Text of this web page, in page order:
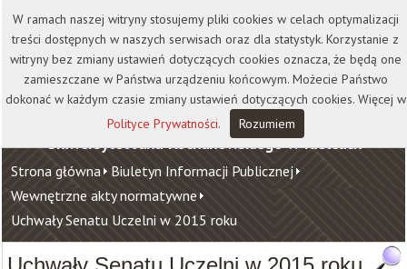
Kontakt Biblioteka
Wydawnictwo
Wirtualna Uczelnia
Uniwersytet Jana Kochanowskiego w Kielcach
Strona główna Biuletyn Informacji Publicznej
Wewnętrzne akty normatywne
Uchwały Senatu Uczelni w 2015 roku
W ramach naszej witryny stosujemy pliki cookies w celach optymalizacji
treści dostępnych w naszych serwisach oraz dla statystyk. Korzystanie z
witryny bez zmiany ustawień dotyczących cookies oznacza, że będą one
zamieszczane w Państwa urządzeniu końcowym. Możecie Państwo
dokonać w każdym czasie zmiany ustawień dotyczących cookies. Więcej w
Polityce Prywatności. Rozumiem